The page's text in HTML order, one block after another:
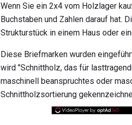
Wenn Sie ein 2x4 vom Holzlager
Buchstaben und Zahlen darauf hat.
Strukturstück in einem Haus oder
Diese Briefmarken wurden
wird "Schnittholz, das für
maschinell beanspruchtes oder
Schnittholzsortierung